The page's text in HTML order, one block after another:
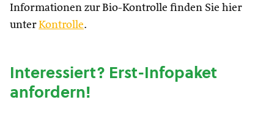
Informationen zur Bio-Kontrolle finden Sie hier
unterKontrolle.
Interessiert? Erst-Infopaket
anfordern!